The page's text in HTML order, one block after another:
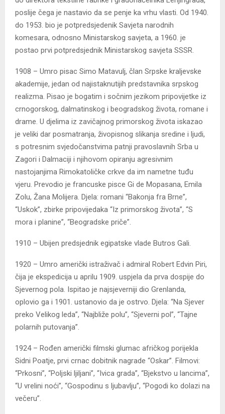
poslije čega je nastavio da se penje ka vrhu vlasti. Od 1940.
do 1953. bio je potpredsjedenik Savjeta narodnih
komesara, odnosno Ministarskog savjeta, a 1960. je
postao prvi potpredsjednik Ministarskog savjeta SSSR.
1908 – Umro pisac Simo Matavulj, član Srpske kraljevske
akademije, jedan od najistaknutijih predstavnika srpskog
realizma. Pisao je bogatim i sočnim jezikom pripovijetke iz
crnogorskog, dalmatinskog i beogradskog života, romane i
drame. U djelima iz zavičajnog primorskog života iskazao
je veliki dar posmatranja, živopisnog slikanja sredine i ljudi,
s potresnim svjedočanstvima patnji pravoslavnih Srba u
Zagori i Dalmaciji i njihovom opiranju agresivnim
nastojanjima Rimokatoličke crkve da im nametne tuđu
vjeru. Prevodio je francuske pisce Gi de Mopasana, Emila
Zolu, Žana Molijera. Djela: romani “Bakonja fra Brne”,
“Uskok”, zbirke pripovijedaka “Iz primorskog života”, “S
mora i planine”, “Beogradske priče”.
1910 – Ubijen predsjednik egipatske vlade Butros Gali.
1920 – Umro američki istraživač i admiral Robert Edvin Piri,
čija je ekspedicija u aprilu 1909. uspjela da prva dospije do
Sjevernog pola. Ispitao je najsjeverniji dio Grenlanda,
oplovio ga i 1901. ustanovio da je ostrvo. Djela: “Na Sjever
preko Velikog leda”, “Najbliže polu”, “Sjeverni pol”, “Tajne
polarnih putovanja”.
1924 – Rođen američki filmski glumac afričkog porijekla
Sidni Poatje, prvi crnac dobitnik nagrade “Oskar”. Filmovi:
“Prkosni”, “Poljski ljiljani”, “Ivica grada”, “Bjekstvo u lancima”,
“U vrelini noći”, “Gospodinu s ljubavlju”, “Pogodi ko dolazi na
večeru”.